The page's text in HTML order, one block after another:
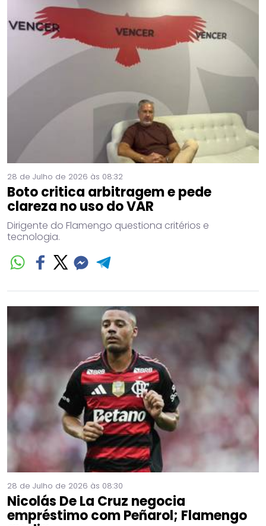
28 de Julho de 2026 às 08:32
Boto critica arbitragem e pede
clareza no uso do VAR
Dirigente do Flamengo questiona critérios e
tecnologia.
28 de Julho de 2026 às 08:30
Nicolás De La Cruz negocia
empréstimo com Peñarol; Flamengo